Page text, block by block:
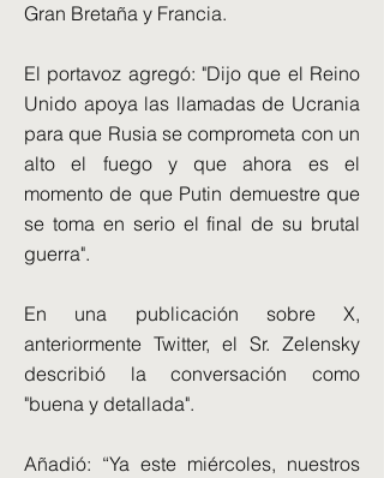
Gran Bretaña y Francia.
El portavoz agregó: "Dijo que el Reino
Unido apoya las llamadas de Ucrania
para que Rusia se comprometa con un
alto el fuego y que ahora es el
momento de que Putin demuestre que
se toma en serio el final de su brutal
guerra".
En una publicación sobre X,
anteriormente Twitter, el Sr. Zelensky
describió la conversación como
"buena y detallada".
Añadió: “Ya este miércoles, nuestros